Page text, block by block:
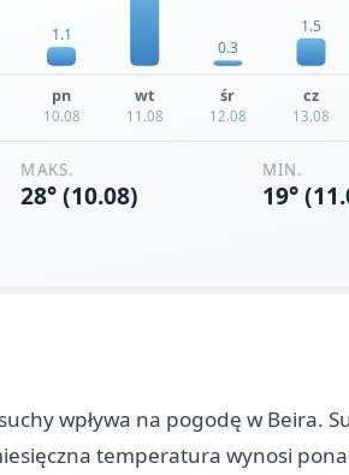
wpływa na pogodę w Beira.
temperatura wynosi